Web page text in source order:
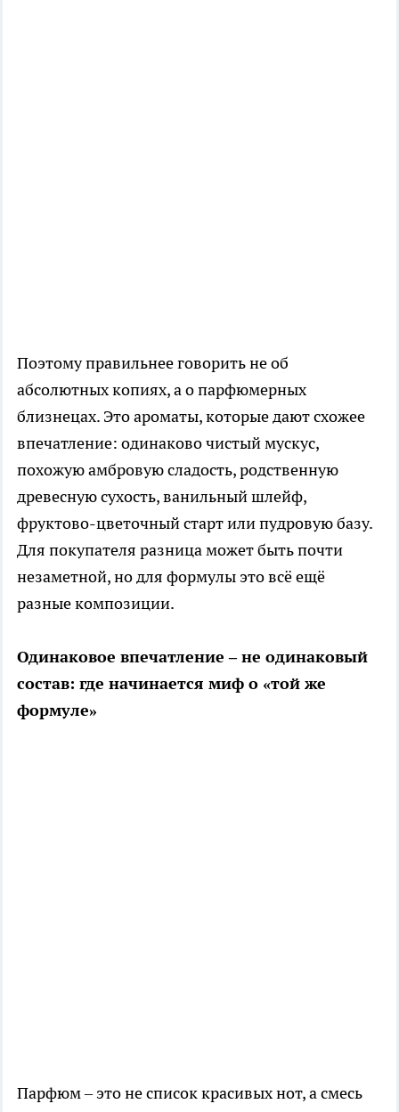
Поэтому правильнее говорить не об
абсолютных копиях, а о парфюмерных
близнецах. Это ароматы, которые дают схожее
впечатление: одинаково чистый мускус,
похожую амбровую сладость, родственную
древесную сухость, ванильный шлейф,
фруктово-цветочный старт или пудровую базу.
Для покупателя разница может быть почти
незаметной, но для формулы это всё ещё
разные композиции.
Одинаковое впечатление – не одинаковый
состав: где начинается миф о «той же
формуле»
Парфюм – это не список красивых нот, а смесь